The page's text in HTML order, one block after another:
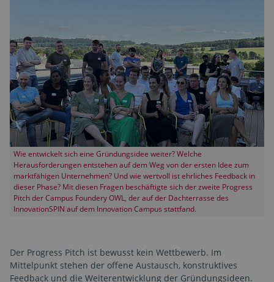
Wie entwickelt sich eine Gründungsidee weiter? Welche
Herausforderungen entstehen auf dem Weg von der ersten Idee zum
marktfähigen Unternehmen? Und wie wertvoll ist ehrliches Feedback in
dieser Phase? Mit diesen Fragen beschäftigte sich der zweite Progress
Pitch der Campus Foundery OWL, der auf der Dachterrasse des
InnovationSPIN auf dem Innovation Campus stattfand.
Der Progress Pitch ist bewusst kein Wettbewerb. Im
Mittelpunkt stehen der offene Austausch, konstruktives
Feedback und die Weiterentwicklung der Gründungsideen.